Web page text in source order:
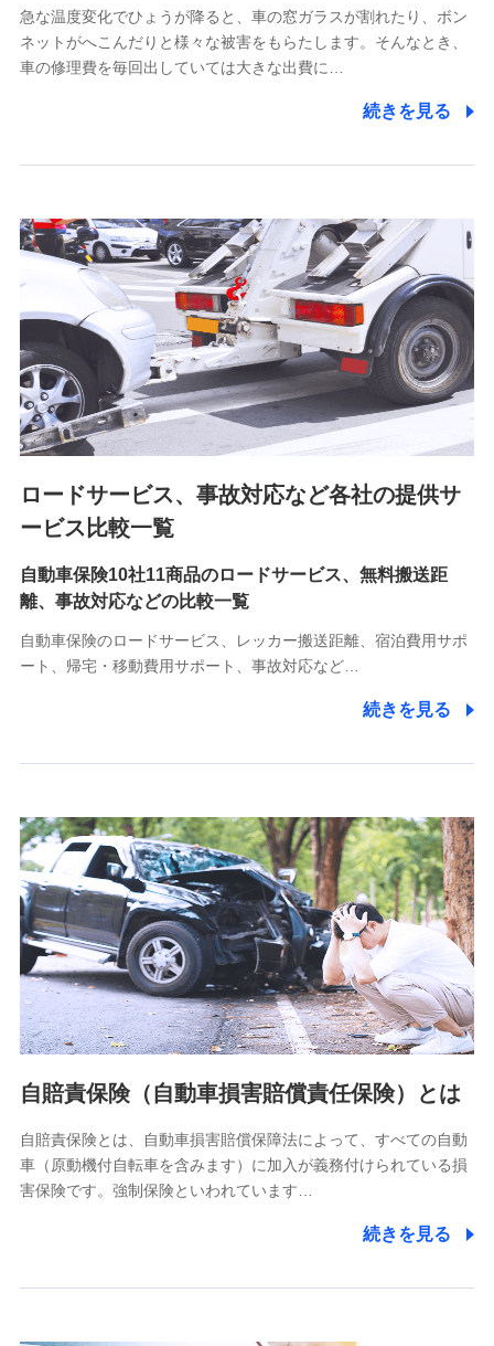
上記に係る連絡・手続き・管理等付帯業務を行うため
5.通話録音にて取得する情報
7.社員（従業者）の個人情報
人事･勤怠･健康・労務等の管理、給与支給、福利厚生・採用
退職関連処理等の各種手続きのため、当社と従業員または従
業員同士の連絡のため
8.取引先個人情報
取引先としての選定業務、営業情報の提供業務、契約締結手
続き業務、取引管理業務、およびこれらに準ずる業務の遂行
のため
9.お問い合わせ情報
各種お問い合わせに対応するため
10.受託業務の 個人情報
受託業務の遂行およびこれらに準ずる業務の遂行のため
11.マイカー通勤管理クラウド並びに法人向けASPサー
をお送りするため
分析するため
当社の対応品質向上やお問い合わせ内容の正確な把握のため
個人情報保護管理者の職名、連絡先
株式会社ドコモ・インシュアランス 営業部長
〒103-0013 東京都中央区日本橋人形町2-14-10 アーバン
ネット日本橋ビル 3F
株式会社ドコモ・インシュアランス
個人情報の第三者提供について
除き、第三者に提供いたしません。
業務の委託
当社は利用目的の達成に必要な範囲内において個人情報の取
急な温度変化でひょうが降ると、車の窓ガラスが割れたり、ボン
ネットがへこんだりと様々な被害をもらたします。そんなとき、
車の修理費を毎回出していては大きな出費に…
続きを見る
ロードサービス、事故対応など各社の提供サ
ービス比較一覧
自動車保険10社11商品のロードサービス、無料搬送距
離、事故対応などの比較一覧
自動車保険のロードサービス、レッカー搬送距離、宿泊費用サポ
ート、帰宅・移動費用サポート、事故対応など…
続きを見る
自賠責保険（自動車損害賠償責任保険）とは
自賠責保険とは、自動車損害賠償保障法によって、すべての自動
車（原動機付自転車を含みます）に加入が義務付けられている損
害保険です。強制保険といわれています…
続きを見る